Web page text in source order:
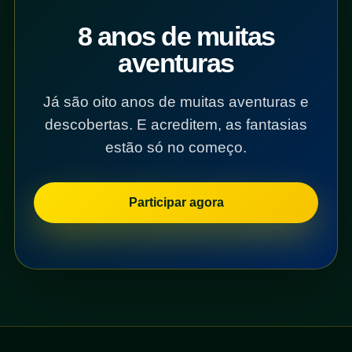
8 anos de muitas
aventuras
Já são oito anos de muitas aventuras e
descobertas. E acreditem, as fantasias
estão só no começo.
Participar agora